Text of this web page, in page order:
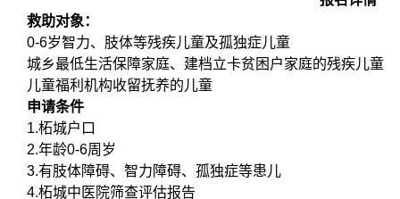
救助对象：
0-6岁智力、肢体等残疾儿童及孤独症儿童
城乡最低生活保障家庭、建档立卡贫困户家庭的残疾儿童
儿童福利机构收留抚养的儿童
申请条件
1.柘城户口
2.年龄0-6周岁
3.有肢体障碍、智力障碍、孤独症等患儿
4.柘城中医院筛查评估报告